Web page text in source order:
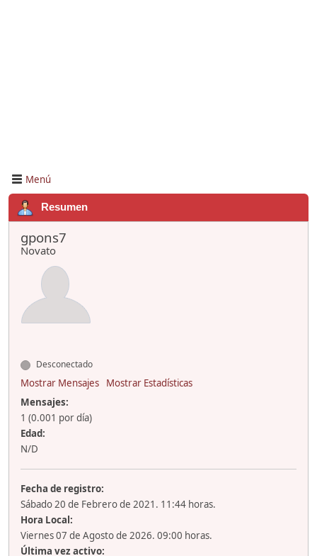
Menú
Resumen
gpons7
Novato
Desconectado
Mostrar Mensajes
Mostrar Estadísticas
Mensajes:
1 (0.001 por día)
Edad:
N/D
Fecha de registro:
Sábado 20 de Febrero de 2021. 11:44 horas.
Hora Local:
Viernes 07 de Agosto de 2026. 09:00 horas.
Última vez activo: